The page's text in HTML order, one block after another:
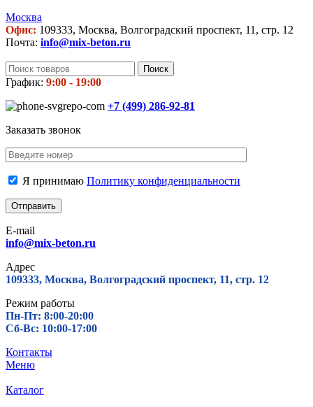
Москва
Офис: 109333, Москва, Волгоградский проспект, 11, стр. 12
Почта: info@mix-beton.ru
Поиск
График: 9:00 - 19:00
+7 (499) 286-92-81
Заказать звонок
Я принимаю Политику конфиденциальности
E-mail
info@mix-beton.ru
Адрес
109333, Москва, Волгоградский проспект, 11, стр. 12
Режим работы
Пн-Пт: 8:00-20:00
Сб-Вс: 10:00-17:00
Контакты
Меню
Каталог